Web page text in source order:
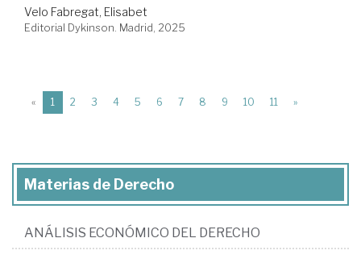
Velo Fabregat, Elisabet
Editorial Dykinson. Madrid, 2025
« 1 (current)
2 3 4 5 6 7 8 9 10 11 »
Materias de Derecho
ANÁLISIS ECONÓMICO DEL DERECHO